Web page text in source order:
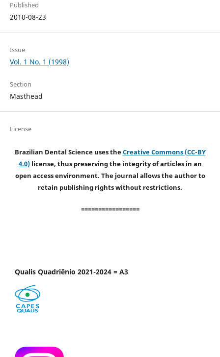
Published
2010-08-23
Issue
Vol. 1 No. 1 (1998)
Section
Masthead
License
Brazilian Dental Science uses theCreative Commons (CC-BY
4.0)license, thus preserving the integrity of articles in an
open access environment. The journal allows the author to
retain publishing rights without restrictions.
=================
Qualis Quadriênio 2021-2024 = A3